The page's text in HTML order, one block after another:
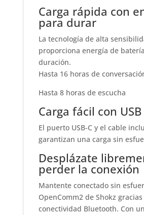
Carga rápida con
para durar
La tecnología de alta
proporciona energía de
duración.
Hasta 16 horas de
Hasta 8 horas de escucha
Carga fácil con
El puerto USB-C y el cable
garantizan una carga sin
Desplázate
perder la conexión
Mantente conectado sin
OpenComm2 de Shokz
conectividad Bluetooth. Con un